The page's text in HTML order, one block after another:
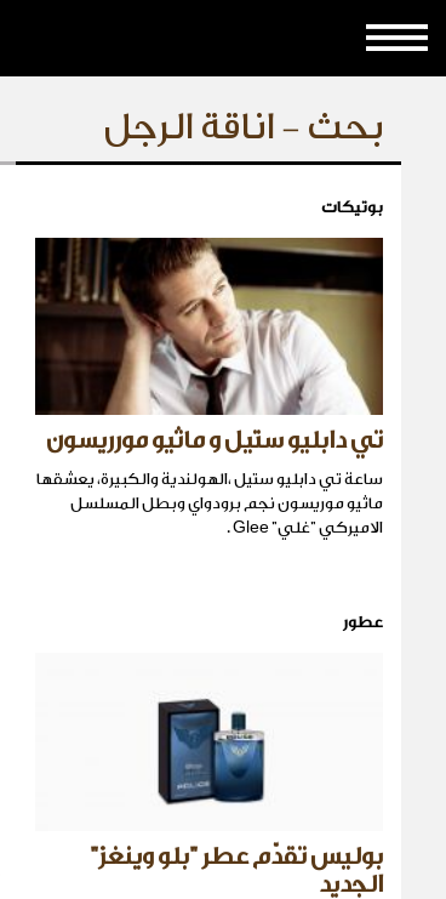
بحث - اناقة الرجل
بوتيكات
تي دابليو ستيل و ماثيو مورريسون
ساعة تي دابليو ستيل ،الهولندية والكبيرة، يعشقها
ماثيو موريسون نجم برودواي وبطل المسلسل
الاميركي "غلي" Glee .
عطور
بوليس تقدّم عطر "بلو وينغز"
الجديد